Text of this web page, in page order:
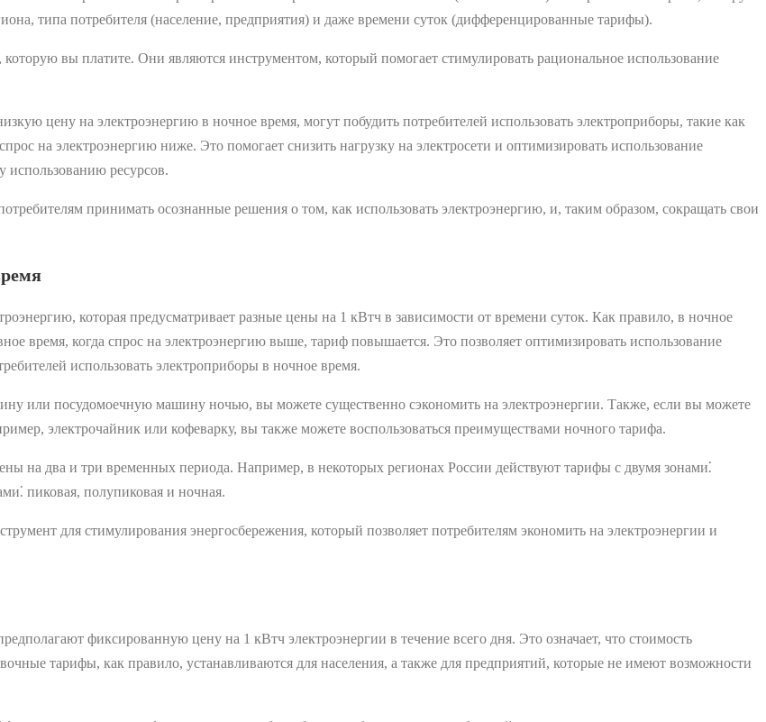
типа потребителя (население, предприятия) и даже времени суток (дифференцированные тарифы).
вы платите. Они являются инструментом, который помогает стимулировать рациональное использование
цену на электроэнергию в ночное время, могут побудить потребителей использовать электроприборы, такие как
на электроэнергию ниже. Это помогает снизить нагрузку на электросети и оптимизировать использование
использованию ресурсов.
принимать осознанные решения о том, как использовать электроэнергию, и, таким образом, сокращать свои
которая предусматривает разные цены на 1 кВтч в зависимости от времени суток. Как правило, в ночное
время, когда спрос на электроэнергию выше, тариф повышается. Это позволяет оптимизировать использование
использовать электроприборы в ночное время.
или посудомоечную машину ночью, вы можете существенно сэкономить на электроэнергии. Также, если вы можете
электрочайник или кофеварку, вы также можете воспользоваться преимуществами ночного тарифа.
на два и три временных периода. Например, в некоторых регионах России действуют тарифы с двумя зонами⁚
пиковая, полупиковая и ночная.
для стимулирования энергосбережения, который позволяет потребителям экономить на электроэнергии и
фиксированную цену на 1 кВтч электроэнергии в течение всего дня. Это означает, что стоимость
тарифы, как правило, устанавливаются для населения, а также для предприятий, которые не имеют возможности